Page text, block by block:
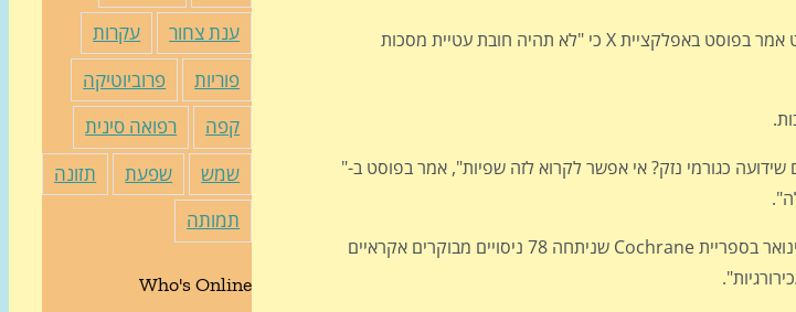
מדינות מסוימות כבר הבהירו שחובת עטיית מסכה לא תתאפשר. באוגוסט, מושל טקסס גרג אבוט אמר בפוסט באפלקציית X כי "לא תהיה חובת עטיית מסכות
כגורמי נזק? אי אפשר לקרוא לזה שפיות", אמר בפוסט ב-"
מספר מחקרים הטילו ספק בשימוש במסכות למניעת העברה ויראלית. סקירה שפורסמה בסוף ינואר בספריית Cochrane שניתחה 78 ניסויים מבוקרים אקראיים
ענת צחור
עקרות
פוריות
פרוביוטיקה
קפה
רפואה סינית
שמש
שפעת
תזונה
תמותה
Who's Online